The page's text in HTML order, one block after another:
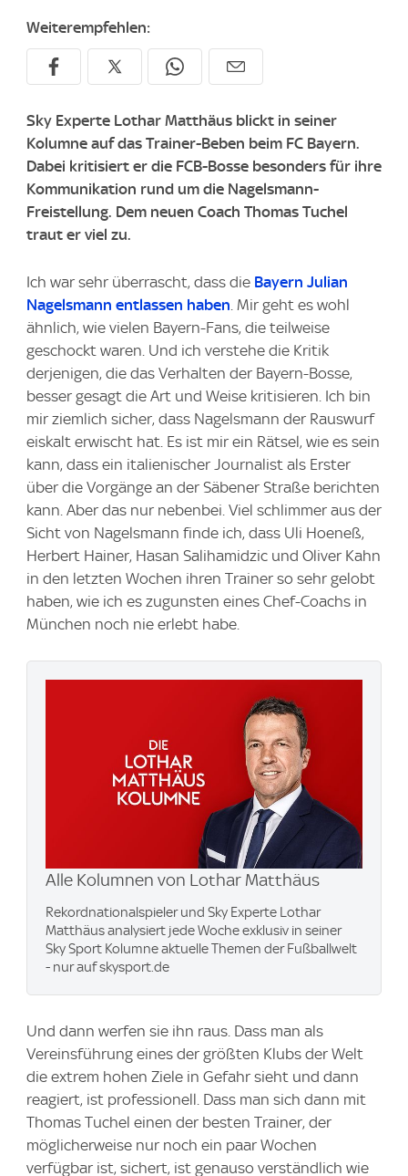
Weiterempfehlen:
Sky Experte Lothar Matthäus blickt in seiner
Kolumne auf das Trainer-Beben beim FC Bayern.
Dabei kritisiert er die FCB-Bosse besonders für ihre
Kommunikation rund um die Nagelsmann-
Freistellung. Dem neuen Coach Thomas Tuchel
traut er viel zu.
Ich war sehr überrascht, dass die Bayern Julian
Nagelsmann entlassen haben. Mir geht es wohl
ähnlich, wie vielen Bayern-Fans, die teilweise
geschockt waren. Und ich verstehe die Kritik
derjenigen, die das Verhalten der Bayern-Bosse,
besser gesagt die Art und Weise kritisieren. Ich bin
mir ziemlich sicher, dass Nagelsmann der Rauswurf
eiskalt erwischt hat. Es ist mir ein Rätsel, wie es sein
kann, dass ein italienischer Journalist als Erster
über die Vorgänge an der Säbener Straße berichten
kann. Aber das nur nebenbei. Viel schlimmer aus der
Sicht von Nagelsmann finde ich, dass Uli Hoeneß,
Herbert Hainer, Hasan Salihamidzic und Oliver Kahn
in den letzten Wochen ihren Trainer so sehr gelobt
haben, wie ich es zugunsten eines Chef-Coachs in
München noch nie erlebt habe.
Alle Kolumnen von Lothar Matthäus
Rekordnationalspieler und Sky Experte Lothar
Matthäus analysiert jede Woche exklusiv in seiner
Sky Sport Kolumne aktuelle Themen der Fußballwelt
- nur auf skysport.de
Und dann werfen sie ihn raus. Dass man als
Vereinsführung eines der größten Klubs der Welt
die extrem hohen Ziele in Gefahr sieht und dann
reagiert, ist professionell. Dass man sich dann mit
Thomas Tuchel einen der besten Trainer, der
möglicherweise nur noch ein paar Wochen
verfügbar ist, sichert, ist genauso verständlich wie